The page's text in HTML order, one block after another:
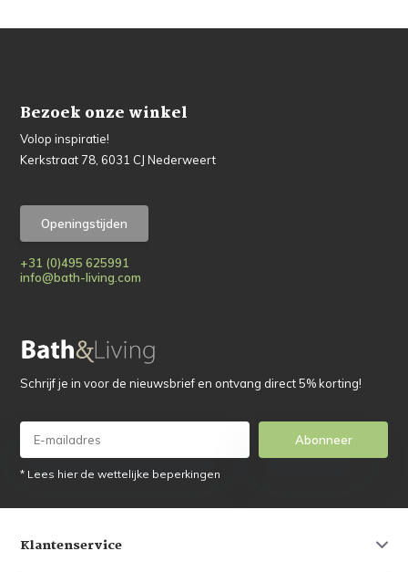
Bezoek onze winkel
Volop inspiratie!
Kerkstraat 78, 6031 CJ Nederweert
Openingstijden
+31 (0)495 625991
info@bath-living.com
Schrijf je in voor de nieuwsbrief en ontvang direct 5% korting!
Abonneer
* Lees hier de wettelijke beperkingen
Klantenservice